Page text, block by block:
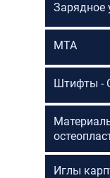
Зарядное
МТА
Штифты -
Иглы